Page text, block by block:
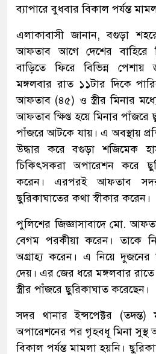
ব্যাপারে বুধবার বিকাল পর্যন্ত
এলাকাবাসী জানান, বগুড়া
আফতাব আগে দেশের বাহিরে
বাড়িতে ফিরে বিভিন্ন পেশায়
মঙ্গলবার রাত ১১টার দিকে
আফতাব (৪৫) ও স্ত্রীর মিনার
আফতাব ক্ষিপ্ত হয়ে মিনার পাঁজরে
পাঁজরে আটকে যায়। এ অবস্থায়
উদ্ধার করে বগুড়া শজিমেক
চিকিৎসকরা অপারেশন করে
করেন। এরপরই আফতাব সদর
ছুরিকাঘাতের কথা স্বীকার করেন।
পুলিশের জিজ্ঞাসাবাদে মো.
বেগম পরকীয়া করেন। তাকে
অগ্রাহ্য করেন। এ নিয়ে দুজনের
দেয়। এর জের ধরে মঙ্গলবার
স্ত্রীর পাঁজরে ছুরিকাঘাত করেছেন।
সদর থানার ইন্সপেক্টর
অপারেশনের পর গৃহবধূ মিনা
বিকাল পর্যন্ত মামলা হয়নি।